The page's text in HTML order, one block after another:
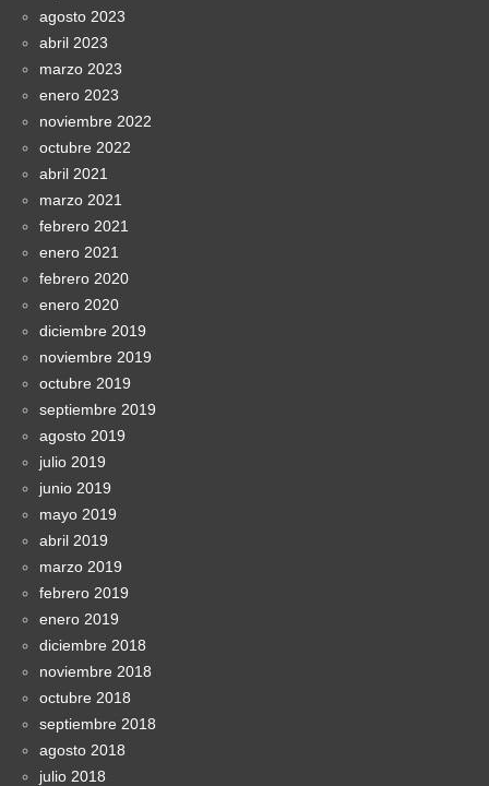
agosto 2023
abril 2023
marzo 2023
enero 2023
noviembre 2022
octubre 2022
abril 2021
marzo 2021
febrero 2021
enero 2021
febrero 2020
enero 2020
diciembre 2019
noviembre 2019
octubre 2019
septiembre 2019
agosto 2019
julio 2019
junio 2019
mayo 2019
abril 2019
marzo 2019
febrero 2019
enero 2019
diciembre 2018
noviembre 2018
octubre 2018
septiembre 2018
agosto 2018
julio 2018